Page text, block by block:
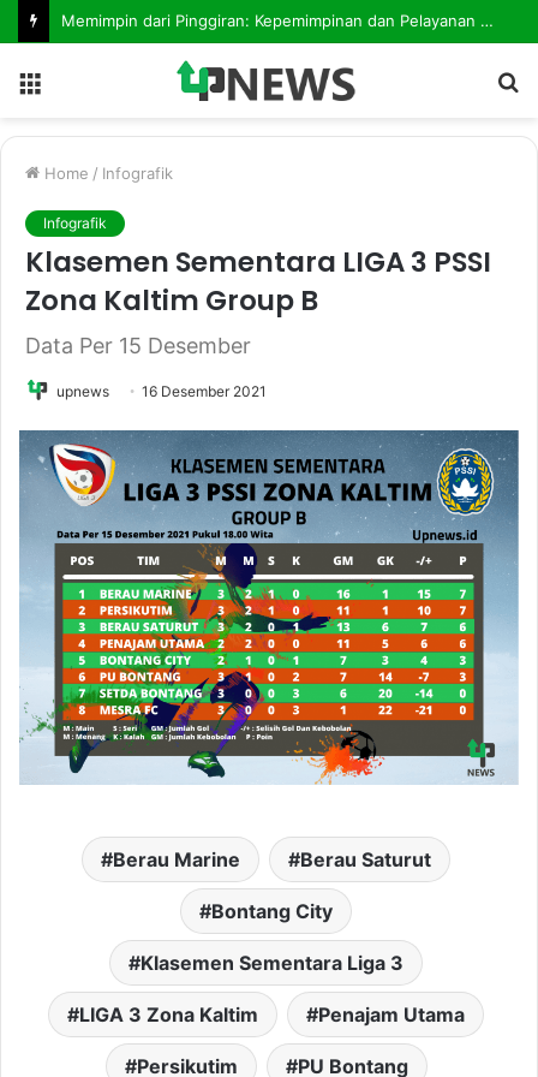
Memimpin dari Pinggiran: Kepemimpinan dan Pelayanan Publik di Daerah 3T
Home / Infografik
Infografik
Klasemen Sementara LIGA 3 PSSI
Zona Kaltim Group B
Data Per 15 Desember
upnews 16 Desember 2021
Berau Marine Berau Saturut
Bontang City
Klasemen Sementara Liga 3
LIGA 3 Zona Kaltim Penajam Utama
Persikutim PU Bontang